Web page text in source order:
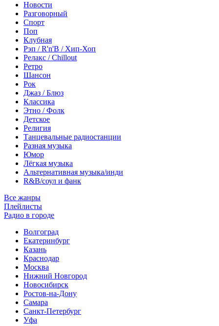
Новости
Разговорный
Спорт
Поп
Клубная
Рэп / R'n'B / Хип-Хоп
Релакс / Chillout
Ретро
Шансон
Рок
Джаз / Блюз
Классика
Этно / Фолк
Детское
Религия
Танцевальные радиостанции
Разная музыка
Юмор
Лёгкая музыка
Альтернативная музыка/инди
R&B/cоул и фанк
Все жанры
Плейлисты
Радио в городе
Волгоград
Екатеринбург
Казань
Краснодар
Москва
Нижний Новгород
Новосибирск
Ростов-на-Дону
Самара
Санкт-Петербург
Уфа